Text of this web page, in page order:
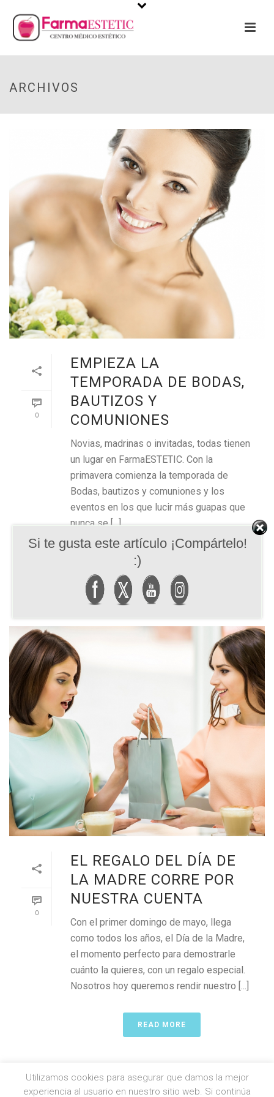
ARCHIVOS
0
EMPIEZA LA
TEMPORADA DE BODAS,
BAUTIZOS Y
COMUNIONES
Novias, madrinas o invitadas, todas tienen
un lugar en FarmaESTETIC. Con la
primavera comienza la temporada de
Bodas, bautizos y comuniones y los
eventos en los que lucir más guapas que
nunca se [...]
READ MORE
0
EL REGALO DEL DÍA DE
LA MADRE CORRE POR
NUESTRA CUENTA
Con el primer domingo de mayo, llega
como todos los años, el Día de la Madre,
el momento perfecto para demostrarle
cuánto la quieres, con un regalo especial.
Nosotros hoy queremos rendir nuestro [...]
READ MORE
Utilizamos cookies para asegurar que damos la mejor
experiencia al usuario en nuestro sitio web. Si continúa
Si te gusta este artículo ¡Compártelo!
:)